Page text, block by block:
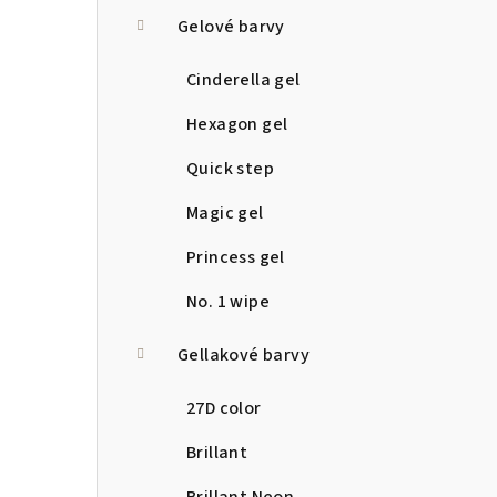
Gelové barvy
Cinderella gel
Hexagon gel
Quick step
Magic gel
Princess gel
No. 1 wipe
Gellakové barvy
27D color
Brillant